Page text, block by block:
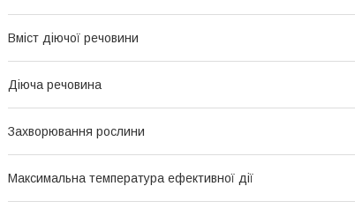
Вміст діючої речовини
Діюча речовина
Захворювання рослини
Максимальна температура ефективної дії